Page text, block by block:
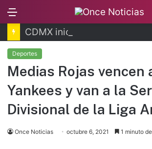
Deportes
Medias Rojas vencen
Yankees y van a la
Divisional de la Liga
Once Noticias octubre 6, 2021 1 minuto